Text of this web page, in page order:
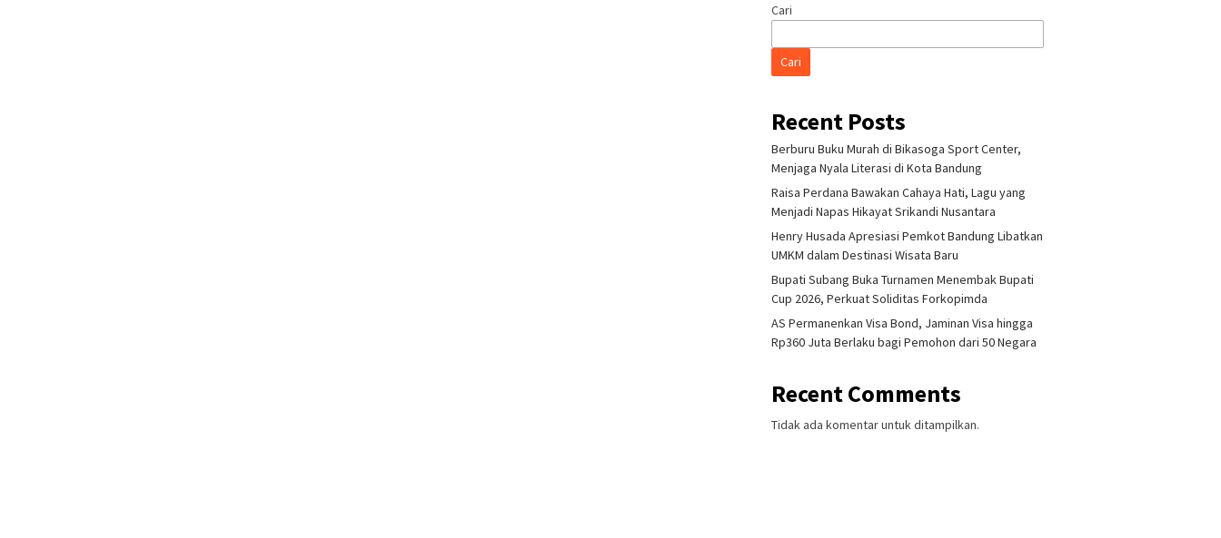
Cari
Cari
Recent Posts
Berburu Buku Murah di Bikasoga Sport Center,
Menjaga Nyala Literasi di Kota Bandung
Raisa Perdana Bawakan Cahaya Hati, Lagu yang
Menjadi Napas Hikayat Srikandi Nusantara
Henry Husada Apresiasi Pemkot Bandung Libatkan
UMKM dalam Destinasi Wisata Baru
Bupati Subang Buka Turnamen Menembak Bupati
Cup 2026, Perkuat Soliditas Forkopimda
AS Permanenkan Visa Bond, Jaminan Visa hingga
Rp360 Juta Berlaku bagi Pemohon dari 50 Negara
Recent Comments
Tidak ada komentar untuk ditampilkan.